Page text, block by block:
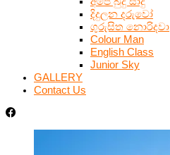
දිදුලන දරුවෝ
ගුරුසිත නොරිදවා
Colour Man
English Class
Junior Sky
GALLERY
Contact Us